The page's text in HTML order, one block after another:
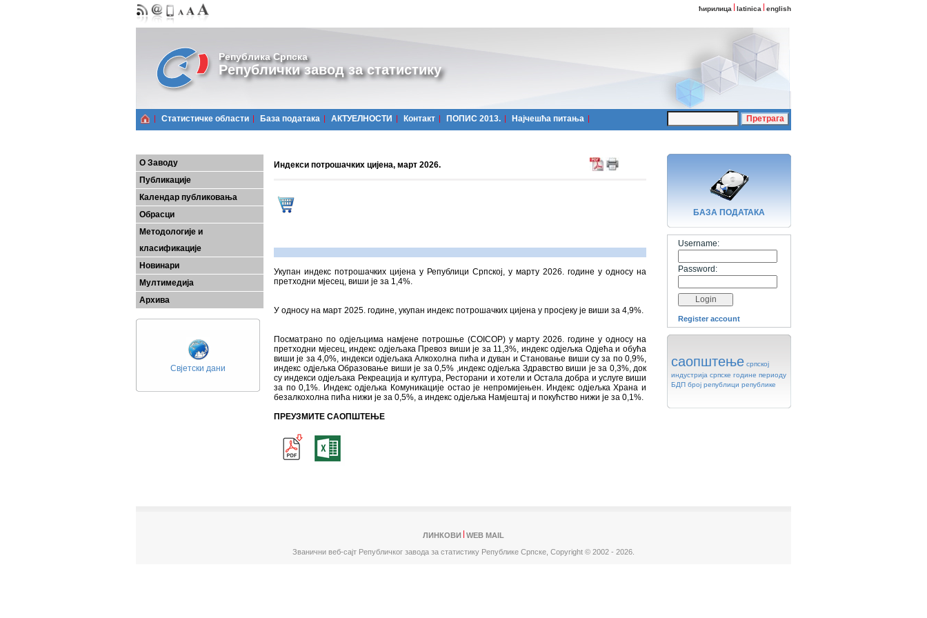
ћирилица latinica english
Република Српска
Републички завод за статистику
Статистичке области Базa података АКТУЕЛНОСТИ Контакт ПОПИС 2013. Најчешћa питања
О Заводу
Публикације
Календар публиковања
Обрасци
Методологије и
класификације
Новинари
Мултимедија
Архива
Свјетски дани
Индекси потрошачких цијена, март 2026.
Укупан индекс потрошачких цијена у Републици Српској, у марту 2026. године у односу на
претходни мјесец, виши је за 1,4%.
У односу на март 2025. године, укупан индекс потрошачких цијена у просјеку је виши за 4,9%.
Посматрано по одјељцима намјене потрошње (COICOP) у марту 2026. године у односу на
претходни мјесец, индекс одјељака Превоз виши је за 11,3%, индекс одјељка Одјећа и обућа
виши је за 4,0%, индекси одјељака Алкохолна пића и дуван и Становање виши су за по 0,9%,
индекс одјељка Образовање виши је за 0,5% ,индекс одјељка Здравство виши је за 0,3%, док
су индекси одјељака Рекреација и култура, Ресторани и хотели и Остала добра и услуге виши
за по 0,1%. Индекс одјељка Комуникације остао је непромијењен. Индекс одјељка Храна и
безалкохолна пића нижи је за 0,5%, а индекс одјељка Намјештај и покућство нижи је за 0,1%.
ПРЕУЗМИТЕ САОПШТЕЊЕ
БАЗA ПОДАТАКА
Username:
Password:
Register account
саопштење српској
индустрија српске године периоду
БДП број републици републике
ЛИНКОВИ
WEB MAIL
Званични веб-сајт Републичког завода за статистику Републике Српске, Copyright © 2002 - 2026.